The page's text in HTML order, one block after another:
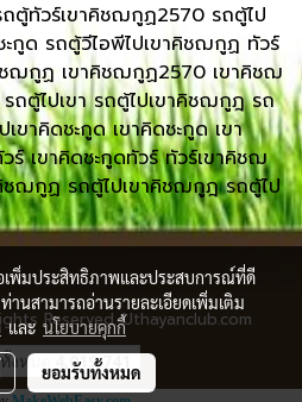
ตู้ทัวร์เขาคิชฌกูฏ2570 รถตู้ไป
กูด รถตู้วีไอพีไปเขาคิชฌกูฏ ทัวร์
ฌกูฏ เขาคิชฌกูฏ2570 เขาคิชฌ
ตู้ไปเขา รถตู้ไปเขาคิชฌกูฎ รถ
ขาคิดชะกูด เขาคิดชะกูด เขา
เขาคิดชะกูดทัวร์ ทัวร์เขาคิชฌ
ชฌกูฏ รถตู้ไปเขาคิชฌกูฎ รถตู้ไป
Reserved. Uthayanclub.com
งหมด4,019,741
เพิ่มประสิทธิภาพและประสบการณ์ที่ดี
านสามารถอ่านรายละเอียดเพิ่มเติม
และ นโยบายคุกกี้
ยอมรับทั้งหมด